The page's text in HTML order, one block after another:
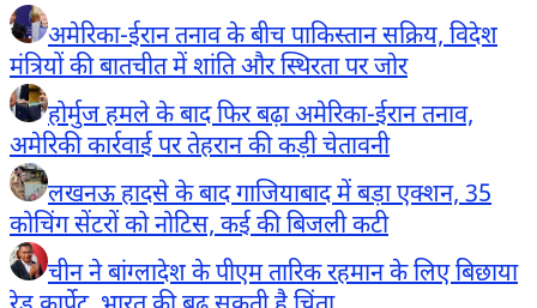
अमेरिका-ईरान तनाव के बीच पाकिस्तान सक्रिय, विदेश
मंत्रियों की बातचीत में शांति और स्थिरता पर जोर
होर्मुज हमले के बाद फिर बढ़ा अमेरिका-ईरान तनाव,
अमेरिकी कार्रवाई पर तेहरान की कड़ी चेतावनी
लखनऊ हादसे के बाद गाजियाबाद में बड़ा एक्शन, 35
कोचिंग सेंटरों को नोटिस, कई की बिजली कटी
चीन ने बांग्लादेश के पीएम तारिक रहमान के लिए बिछाया